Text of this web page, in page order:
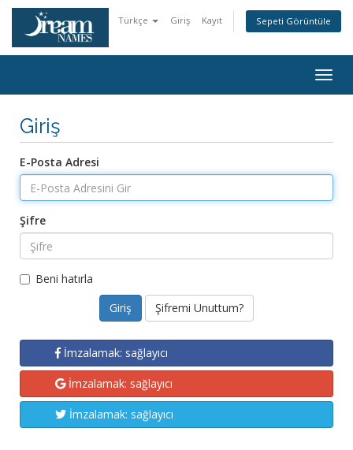
Türkçe Giriş Kayıt Sepeti Görüntüle
Giriş
E-Posta Adresi
Şifre
Beni hatırla
Şifremi Unuttum?
İmzalamak: sağlayıcı
İmzalamak: sağlayıcı
İmzalamak: sağlayıcı